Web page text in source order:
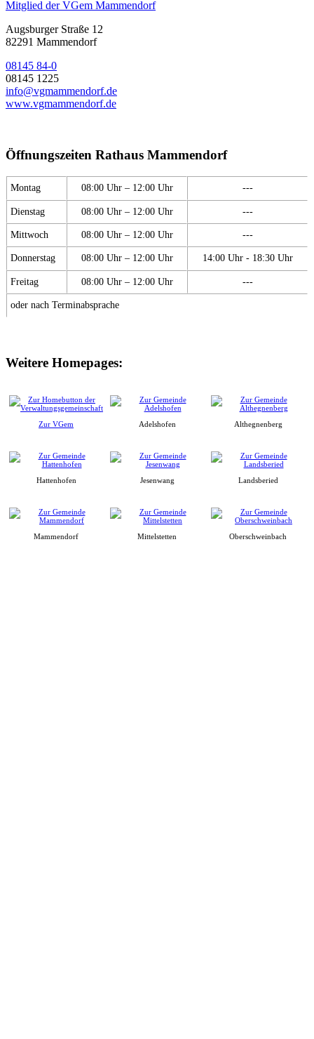
Mitglied der VGem Mammendorf
Augsburger Straße 12
82291 Mammendorf
08145 84-0
08145 1225
info@vgmammendorf.de
www.vgmammendorf.de
Öffnungszeiten Rathaus Mammendorf
Montag 08:00 Uhr – 12:00 Uhr ---
Dienstag 08:00 Uhr – 12:00 Uhr ---
Mittwoch 08:00 Uhr – 12:00 Uhr ---
Donnerstag 08:00 Uhr – 12:00 Uhr 14:00 Uhr - 18:30 Uhr
Freitag 08:00 Uhr – 12:00 Uhr ---
oder nach Terminabsprache
Weitere Homepages:
Zur VGem Adelshofen Althegnenberg
Hattenhofen Jesenwang Landsberied
Mammendorf Mittelstetten Oberschweinbach